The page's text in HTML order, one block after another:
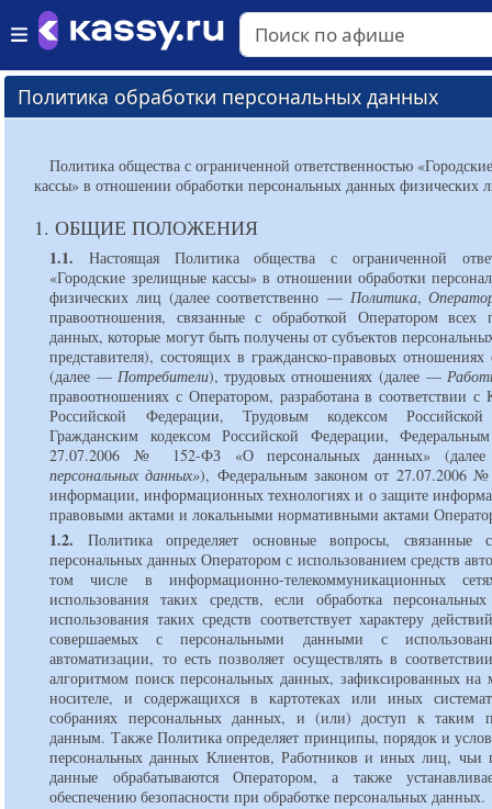
Политика обработки персональных данных
Политика общества с ограниченной ответственностью
кассы» в отношении обработки персональных данных физических
1. ОБЩИЕ ПОЛОЖЕНИЯ
1.1. Настоящая Политика общества с ограниченной
«Городские зрелищные кассы» в отношении обработки
физических лиц (далее соответственно — Политика,
правоотношения, связанные с обработкой Оператором всех
данных, которые могут быть получены от субъектов
представителя), состоящих в гражданско-правовых отношениях
(далее — Потребители), трудовых отношениях (далее —
правоотношениях с Оператором, разработана в соответствии с
Российской Федерации, Трудовым кодексом
Гражданским кодексом Российской Федерации,
27.07.2006 № 152-ФЗ «О персональных данных»
персональных данных»), Федеральным законом от 27.07.2006
информации, информационных технологиях и о защите
правовыми актами и локальными нормативными актами
1.2. Политика определяет основные вопросы, связанные
персональных данных Оператором с использованием средств
том числе в информационно-телекоммуникационных
использования таких средств, если обработка
использования таких средств соответствует характеру
совершаемых с персональными данными с
автоматизации, то есть позволяет осуществлять в
алгоритмом поиск персональных данных, зафиксированных на
носителе, и содержащихся в картотеках или иных
собраниях персональных данных, и (или) доступ к таким
данным. Также Политика определяет принципы, порядок и
персональных данных Клиентов, Работников и иных лиц, чьи
данные обрабатываются Оператором, а также
обеспечению безопасности при обработке персональных данных.